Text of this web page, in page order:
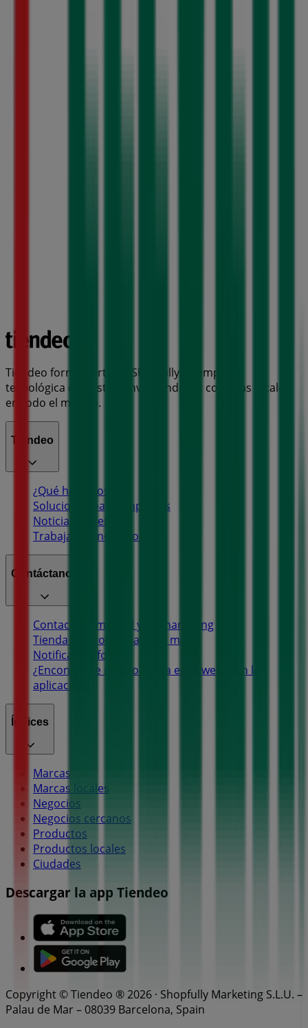
Tiendeo forma parte de Shopfully, la empresa
tecnológica que está reinventando las compras locales
en todo el mundo.
Tiendeo
¿Qué hacemos?
Soluciones para empresas
Noticias y prensa
Trabaja con nosotros
Contáctanos
Contacto comercial y de marketing
Tienda mal colocada en el mapa
Notificar un folleto
¿Encontraste un problema en la web o en la
aplicación?
Índices
Marcas
Marcas locales
Negocios
Negocios cercanos
Productos
Productos locales
Ciudades
Descargar la app Tiendeo
Copyright © Tiendeo ® 2026 · Shopfully Marketing S.L.U. –
Palau de Mar – 08039 Barcelona, Spain